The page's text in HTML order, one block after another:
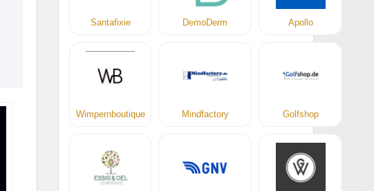
Santafixie DemoDerm Apollo
Wimpernboutique Mindfactory Golfshop